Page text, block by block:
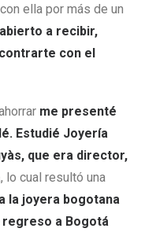
ella por más de un
a recibir,
con el
me presenté
Estudié Joyería
que era director,
, lo cual resultó una
la joyera bogotana
regreso a Bogotá